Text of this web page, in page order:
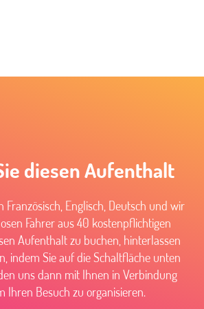
diesen Aufenthalt
Französisch, Englisch, Deutsch und wir
Fahrer aus 40 kostenpflichtigen
Aufenthalt zu buchen, hinterlassen
indem Sie auf die Schaltfläche unten
uns dann mit Ihnen in Verbindung
Ihren Besuch zu organisieren.